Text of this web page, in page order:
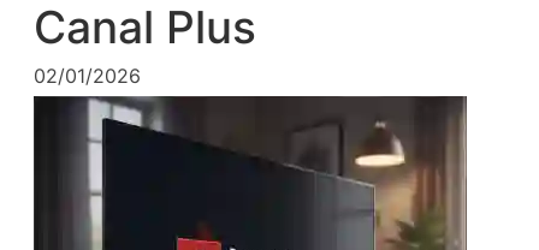
Canal Plus
02/01/2026